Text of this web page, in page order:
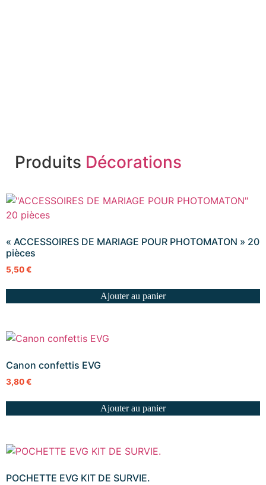
Produits Décorations
« ACCESSOIRES DE MARIAGE POUR PHOTOMATON » 20
pièces
5,50€
Ajouter au panier
Canon confettis EVG
3,80€
Ajouter au panier
POCHETTE EVG KIT DE SURVIE.